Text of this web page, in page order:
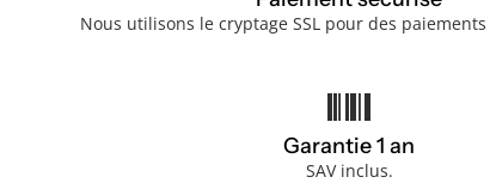
Nous utilisons le cryptage SSL pour des
barcode
Garantie 1 an
SAV inclus.